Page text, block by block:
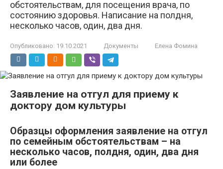
обстоятельствам, для посещения врача, по
состоянию здоровья. Написание на полдня,
несколько часов, один, два дня.
Опубликовано: 19.10.2021 Документы Елена Фомина
Заявление на отгул для приему к
доктору дом культуры
Образцы оформления заявление на отгул
по семейным обстоятельствам – на
несколько часов, полдня, один, два дня
или более